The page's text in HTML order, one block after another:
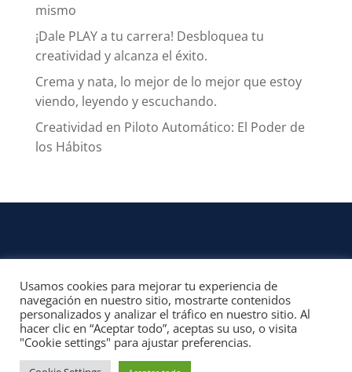
mismo
¡Dale PLAY a tu carrera! Desbloquea tu
creatividad y alcanza el éxito.
Crema y nata, lo mejor de lo mejor que estoy
viendo, leyendo y escuchando.
Creatividad en Piloto Automático: El Poder de
los Hábitos
CONTACTO
© 2022, Unofficial Media, LLC – Reservados todos los derechos | All rights
reserved
Aviso Legal y Términos de Uso del Sitio|Aviso Programas Afiliados,
Usamos cookies para mejorar tu experiencia de
navegación en nuestro sitio, mostrarte contenidos
personalizados y analizar el tráfico en nuestro sitio. Al
hacer clic en “Aceptar todo”, aceptas su uso, o visita
"Cookie settings" para ajustar preferencias.